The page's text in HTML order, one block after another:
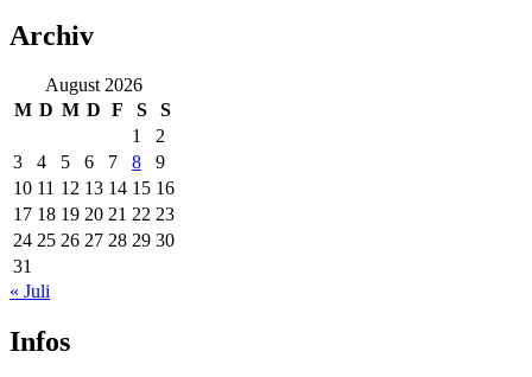
Archiv
August 2026
M D M D F S
S
1
2
3
4 5 6 7 8
9
10 11 12 13 14 15 16
17 18 19 20 21 22 23
24 25 26 27 28 29 30
31
« Juli
Infos